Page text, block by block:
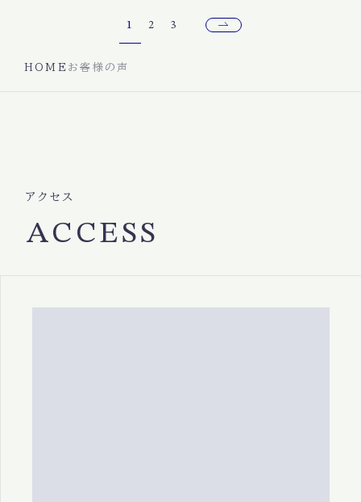
1 2 3
HOME お客様の声
アクセス
ACCESS